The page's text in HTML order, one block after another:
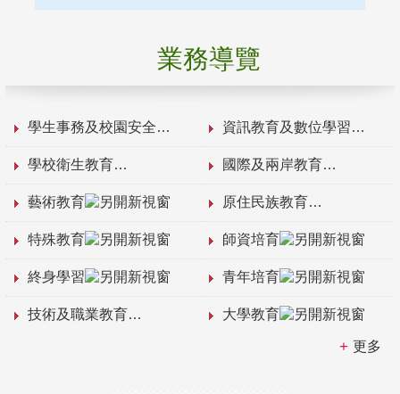
業務導覽
學生事務及校園安全 資訊教育及數位學習
學校衛生教育 國際及兩岸教育
藝術教育 原住民族教育
特殊教育 師資培育
終身學習 青年培育
技術及職業教育 大學教育
更多